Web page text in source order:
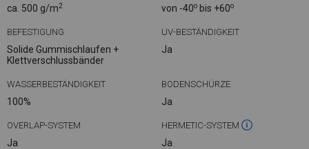
ca. 500 g/m2 von -40o bis +60o
BEFESTIGUNG
Solide Gummischlaufen +
Klettverschlussbänder
UV-BESTÄNDIGKEIT
Ja
WASSERBESTÄNDIGKEIT
100%
BODENSCHÜRZE
Ja
OVERLAP-SYSTEM
Ja
HERMETIC-SYSTEM
Ja